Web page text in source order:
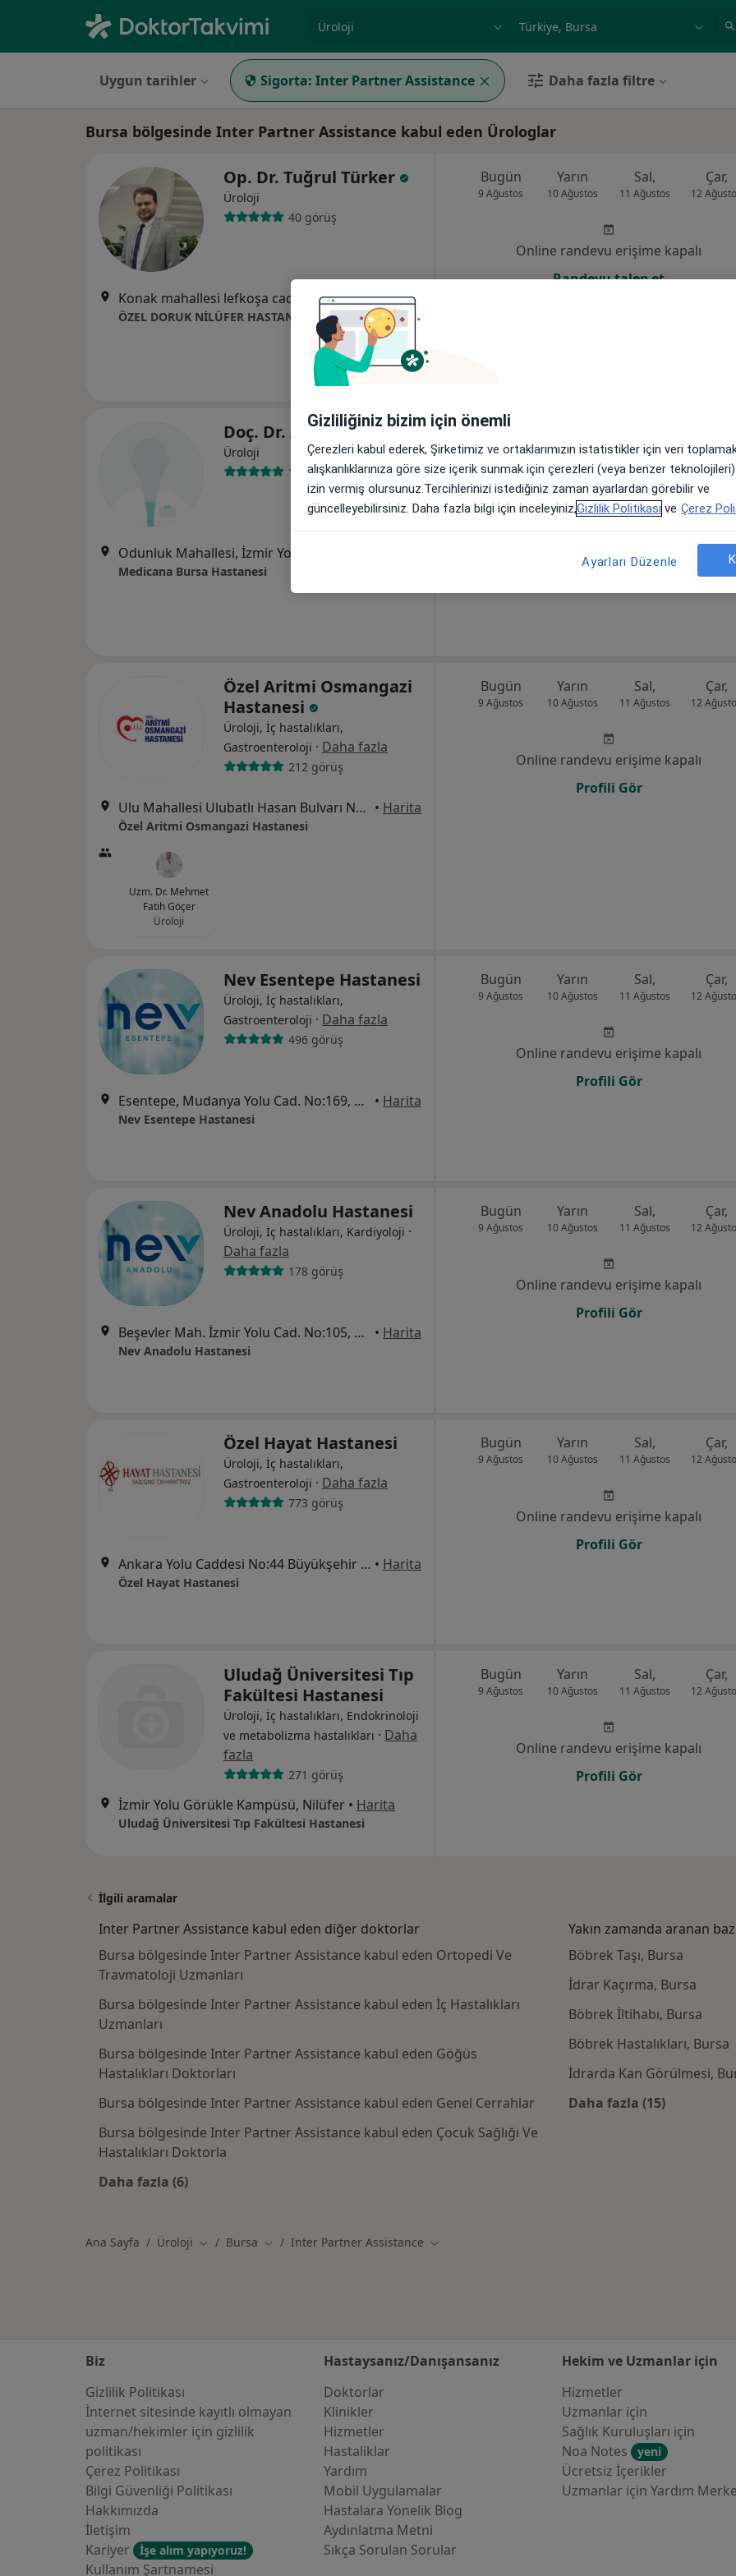
Uzmanlık, ilgi alanı ve hastalık, isim
Uygun tarihler Sigorta: Inter Partner Assistance Daha fazla filtre
Bursa bölgesinde Inter Partner Assistance kabul eden Ürologlar
Op. Dr. Tuğrul Türker
Üroloji
40 görüş
Konak mahallesi lefkoşa caddesi barış sokak No: 22 Nilüfer Bursa, Bursa •Harita
ÖZEL DORUK NİLÜFER HASTANESİ
Bugün
9 Ağustos
Yarın
10 Ağustos
Sal,
11 Ağustos
Çar,
12
Online randevu erişime kapalı
Randevu talep et
Doç. Dr. Alkan Çubuk
Üroloji
13 görüş
Medicana Bursa Hastanesi
Bugün
9 Ağustos 10 Ağustos 11 Ağustos 12
Online randevu erişime kapalı
Özel Aritmi Osmangazi
Hastanesi
Üroloji, İç hastalıkları,
Gastroenteroloji · Daha fazla
212 görüş
Ulu Mahallesi Ulubatlı Hasan Bulvarı No:48-62, Osmangazi • Harita
Özel Aritmi Osmangazi Hastanesi
Uzm. Dr. Mehmet
Fatih Göçer
Üroloji
Bugün
9 Ağustos
Yarın
10 Ağustos
Sal,
11 Ağustos
Çar,
12
Online randevu erişime kapalı
Profili Gör
Nev Esentepe Hastanesi
Üroloji, İç hastalıkları,
Gastroenteroloji · Daha fazla
496 görüş
Esentepe, Mudanya Yolu Cad. No:169, Nilüfer • Harita
Nev Esentepe Hastanesi
Bugün
9 Ağustos
Yarın
10 Ağustos
Sal,
11 Ağustos
Çar,
12
Online randevu erişime kapalı
Profili Gör
Nev Anadolu Hastanesi
Üroloji, İç hastalıkları, Kardiyoloji ·
Daha fazla
178 görüş
Beşevler Mah. İzmir Yolu Cad. No:105, Nilüfer • Harita
Nev Anadolu Hastanesi
Bugün
9 Ağustos
Yarın
10 Ağustos
Sal,
11 Ağustos
Çar,
12
Online randevu erişime kapalı
Profili Gör
Özel Hayat Hastanesi
Üroloji, İç hastalıkları,
Gastroenteroloji · Daha fazla
773 görüş
Ankara Yolu Caddesi No:44 Büyükşehir Belediye Binası Karşısı, Osmangazi • Harita
Özel Hayat Hastanesi
Bugün
9 Ağustos
Yarın
10 Ağustos
Sal,
11 Ağustos
Çar,
12
Online randevu erişime kapalı
Profili Gör
Uludağ Üniversitesi Tıp
Fakültesi Hastanesi
Üroloji, İç hastalıkları, Endokrinoloji
ve metabolizma hastalıkları · Daha
fazla
271 görüş
İzmir Yolu Görükle Kampüsü, Nilüfer • Harita
Uludağ Üniversitesi Tıp Fakültesi Hastanesi
Bugün
9 Ağustos
Yarın
10 Ağustos
Sal,
11 Ağustos
Çar,
12
Online randevu erişime kapalı
Profili Gör
İlgili aramalar
Inter Partner Assistance kabul eden diğer doktorlar
Bursa bölgesinde Inter Partner Assistance kabul eden Ortopedi Ve
Travmatoloji Uzmanları
Bursa bölgesinde Inter Partner Assistance kabul eden İç Hastalıkları
Uzmanları
Bursa bölgesinde Inter Partner Assistance kabul eden Göğüs
Hastalıkları Doktorları
Bursa bölgesinde Inter Partner Assistance kabul eden Genel Cerrahlar
Bursa bölgesinde Inter Partner Assistance kabul eden Çocuk Sağlığı Ve
Hastalıkları Doktorla
Daha fazla (6)
Yakın zamanda aranan
Böbrek Taşı, Bursa
İdrar Kaçırma, Bursa
Böbrek İltihabı, Bursa
Böbrek Hastalıkları, Bursa
İdrarda Kan Görülmesi,
Daha fazla (15)
Ana Sayfa Üroloji Şehir değiştir
Bursa Şehir değiştir
Inter Partner Assistance Şehir değiştir
Biz
Gizlilik Politikası
İnternet sitesinde kayıtlı olmayan
uzman/hekimler i̇çin gizlilik
politikası
Çerez Politikası
Bilgi Güvenliği Politikası
Hakkımızda
İletişim
Kariyer
İşe alım yapıyoruz!
Kullanım Şartnamesi
Hastaysanız/Danışansanız
Doktorlar
Klinikler
Hizmetler
Hastaliklar
Yardım
Mobil Uygulamalar
Hastalara Yönelik Blog
Aydınlatma Metni
Sıkça Sorulan Sorular
Hekim ve Uzmanlar için
Hizmetler
Uzmanlar için
Sağlık Kuruluşları için
Noa Notes
yeni
Ücretsiz İçerikler
Uzmanlar için Yardım
Gizliliğiniz bizim için önemli
Çerezleri kabul ederek, Şirketimiz ve ortaklarımızın istatistikler için veri
alışkanlıklarınıza göre size içerik sunmak için çerezleri (veya benzer
izin vermiş olursunuz.Tercihlerinizi istediğiniz zaman ayarlardan görebilir ve
güncelleyebilirsiniz. Daha fazla bilgi için inceleyiniz,Gizlilik Politikası ve Çerez
Ayarları Düzenle